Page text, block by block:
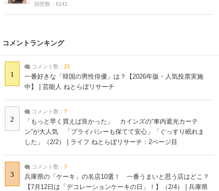
回答数：8141
コメントランキング
1
コメント数： 21
一番好きな「韓国の男性俳優」は？【2026年版・人気投票実施
中】 | 芸能人 ねとらぼリサーチ
2
コメント数： 7
「もっと早く買えば良かった」 カインズの“車内遮光カーテ
ン”が大人気 「プライバシーも保てて安心」「ぐっすり眠れま
した」（2/2） | ライフ ねとらぼリサーチ：2ページ目
3
コメント数： 7
兵庫県の「ケーキ」の名店10選！ 一番うまいと思う店はどこ？
【7月12日は「デコレーションケーキの日」！】（2/4） | 兵庫県